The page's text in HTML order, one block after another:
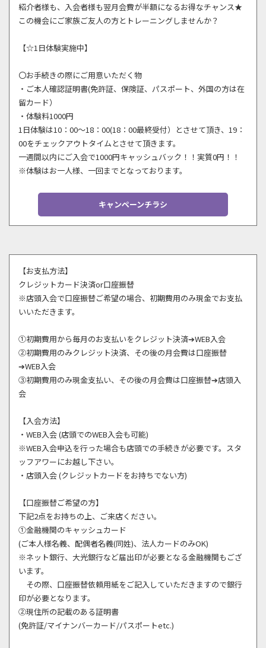
紹介者様も、入会者様も翌月会費が半額になるお得なチャンス★
この機会にご家族ご友人の方とトレーニングしませんか？
【☆1日体験実施中】
〇お手続きの際にご用意いただく物
・ご本人確認証明書(免許証、保険証、パスポート、外国の方は在
留カード）
・体験料1000円
1日体験は10：00～18：00(18：00最終受付）とさせて頂き、19：
00をチェックアウトタイムとさせて頂きます。
一週間以内にご入会で1000円キャッシュバック！！実質0円！！
※体験はお一人様、一回までとなっております。
キャンペーンチラシ
【お支払方法】
クレジットカード決済or口座振替
※店頭入会で口座振替ご希望の場合、初期費用のみ現金でお支払
いいただきます。
①初期費用から毎月のお支払いをクレジット決済➔WEB入会
②初期費用のみクレジット決済、その後の月会費は口座振替
➔WEB入会
③初期費用のみ現金支払い、その後の月会費は口座振替➔店頭入
会
【入会方法】
・WEB入会 (店頭でのWEB入会も可能)
※WEB入会申込を行った場合も店頭での手続きが必要です。スタ
ッフアワーにお越し下さい。
・店頭入会 (クレジットカードをお持ちでない方)
【口座振替ご希望の方】
下記2点をお持ちの上、ご来店ください。
①金融機関のキャッシュカード
(ご本人様名義、配偶者名義(同姓)、法人カードのみOK)
※ネット銀行、大光銀行など届出印が必要となる金融機関もござ
います。
その際、口座振替依頼用紙をご記入していただきますので銀行
印が必要となります。
②現住所の記載のある証明書
(免許証/マイナンバーカード/パスポートetc.)